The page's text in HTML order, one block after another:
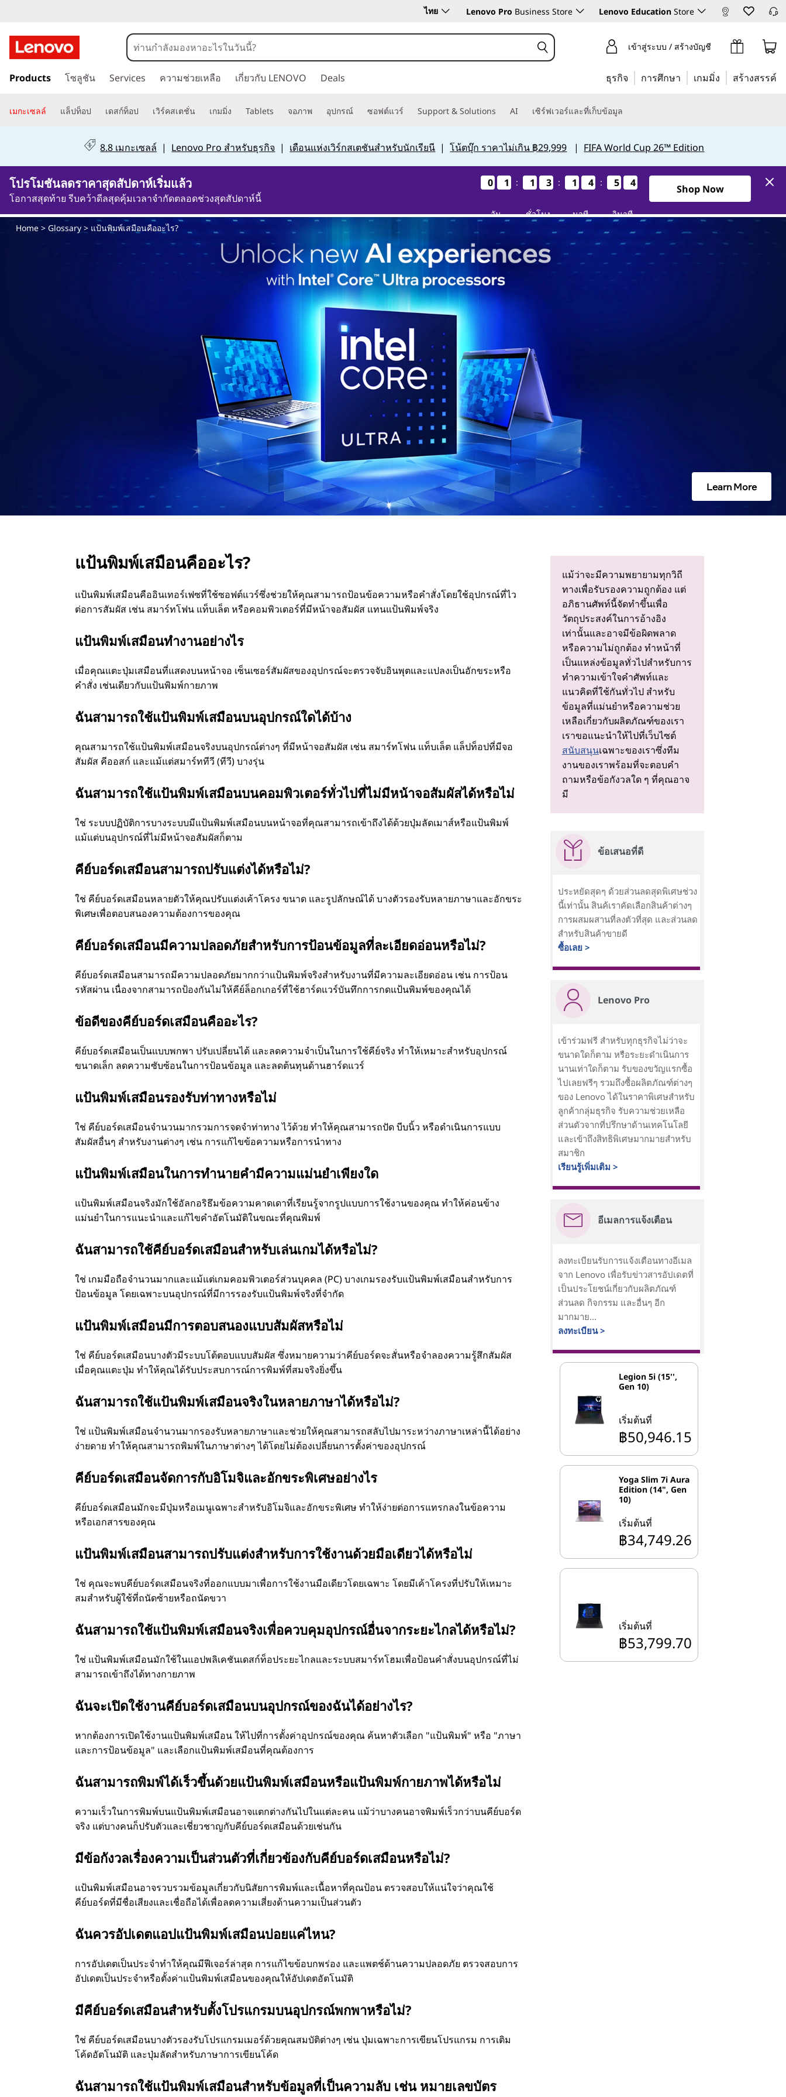
ป้
น
พิ
พ์
ส
?
ไทย Lenovo Pro Business Store Lenovo Education Store
า
ไ
นื้
อ
ห
า
เข้าสู่ระบบ / สร้างบัญชี
Products โซลูชัน Services ความช่วยเหลือ เกี่ยวกับ LENOVO Deals ธุรกิจ การศึกษา เกมมิ่ง สร้างสรรค์
เมกะเซลล์ แล็ปท็อป เดสก์ท็อป เวิร์คสเตชั่น เกมมิ่ง Tablets จอภาพ อุปกรณ์ ซอฟต์แวร์ Support & Solutions AI เซิร์ฟเวอร์และที่เก็บข้อมูล
8.8 เมกะเซลล์ | Lenovo Pro สำหรับธุรกิจ | เดือนแห่งเวิร์กสเตชันสำหรับนักเรียนี |โน้ตบุ๊ก ราคาไม่เกิน ฿29,999 | FIFA World Cup 26™ Edition
โปรโมชันลดราคาสุดสัปดาห์เริ่มแล้ว
โอกาสสุดท้าย รีบคว้าดีลสุดคุ้มเวลาจำกัดตลอดช่วงสุดสัปดาห์นี้
0
0
0
0 1
1
1
1
วัน
: 1
1
1
1 3
3
3
3
ชั่วโมง
: 1
1
1
1 4
4
4
4
นาที
: 5
5
5
5 3
2
3
2
วินาที
1วัน13ชั่วโมง14นาที52วินาที
Shop Now
Home> Glossary> แป้นพิมพ์เสมือนคืออะไร?
Learn More
แป้นพิมพ์เสมือนคืออะไร?
แป้นพิมพ์เสมือนคืออินเทอร์เฟซที่ใช้ซอฟต์แวร์ซึ่งช่วยให้คุณสามารถป้อนข้อความหรือคำสั่งโดยใช้อุปกรณ์ที่ไว
ต่อการสัมผัส เช่น สมาร์ทโฟน แท็บเล็ต หรือคอมพิวเตอร์ที่มีหน้าจอสัมผัส แทนแป้นพิมพ์จริง
แป้นพิมพ์เสมือนทำงานอย่างไร
เมื่อคุณแตะปุ่มเสมือนที่แสดงบนหน้าจอ เซ็นเซอร์สัมผัสของอุปกรณ์จะตรวจจับอินพุตและแปลงเป็นอักขระหรือ
คำสั่ง เช่นเดียวกับแป้นพิมพ์กายภาพ
ฉันสามารถใช้แป้นพิมพ์เสมือนบนอุปกรณ์ใดได้บ้าง
คุณสามารถใช้แป้นพิมพ์เสมือนจริงบนอุปกรณ์ต่างๆ ที่มีหน้าจอสัมผัส เช่น สมาร์ทโฟน แท็บเล็ต แล็ปท็อปที่มีจอ
สัมผัส คีออสก์ และแม้แต่สมาร์ททีวี (ทีวี) บางรุ่น
ฉันสามารถใช้แป้นพิมพ์เสมือนบนคอมพิวเตอร์ทั่วไปที่ไม่มีหน้าจอสัมผัสได้หรือไม่
ใช่ ระบบปฏิบัติการบางระบบมีแป้นพิมพ์เสมือนบนหน้าจอที่คุณสามารถเข้าถึงได้ด้วยปุ่มลัดเมาส์หรือแป้นพิมพ์
แม้แต่บนอุปกรณ์ที่ไม่มีหน้าจอสัมผัสก็ตาม
คีย์บอร์ดเสมือนสามารถปรับแต่งได้หรือไม่?
ใช่ คีย์บอร์ดเสมือนหลายตัวให้คุณปรับแต่งเค้าโครง ขนาด และรูปลักษณ์ได้ บางตัวรองรับหลายภาษาและอักขระ
พิเศษเพื่อตอบสนองความต้องการของคุณ
คีย์บอร์ดเสมือนมีความปลอดภัยสำหรับการป้อนข้อมูลที่ละเอียดอ่อนหรือไม่?
คีย์บอร์ดเสมือนสามารถมีความปลอดภัยมากกว่าแป้นพิมพ์จริงสำหรับงานที่มีความละเอียดอ่อน เช่น การป้อน
รหัสผ่าน เนื่องจากสามารถป้องกันไม่ให้คีย์ล็อกเกอร์ที่ใช้ฮาร์ดแวร์บันทึกการกดแป้นพิมพ์ของคุณได้
ข้อดีของคีย์บอร์ดเสมือนคืออะไร?
คีย์บอร์ดเสมือนเป็นแบบพกพา ปรับเปลี่ยนได้ และลดความจำเป็นในการใช้คีย์จริง ทำให้เหมาะสำหรับอุปกรณ์
ขนาดเล็ก ลดความซับซ้อนในการป้อนข้อมูล และลดต้นทุนด้านฮาร์ดแวร์
แป้นพิมพ์เสมือนรองรับท่าทางหรือไม่
ใช่ คีย์บอร์ดเสมือนจำนวนมากรวมการจดจำท่าทาง ไว้ด้วย ทำให้คุณสามารถปัด บีบนิ้ว หรือดำเนินการแบบ
สัมผัสอื่นๆ สำหรับงานต่างๆ เช่น การแก้ไขข้อความหรือการนำทาง
แป้นพิมพ์เสมือนในการทำนายคำมีความแม่นยำเพียงใด
แป้นพิมพ์เสมือนจริงมักใช้อัลกอริธึมข้อความคาดเดาที่เรียนรู้จากรูปแบบการใช้งานของคุณ ทำให้ค่อนข้าง
แม่นยำในการแนะนำและแก้ไขคำอัตโนมัติในขณะที่คุณพิมพ์
ฉันสามารถใช้คีย์บอร์ดเสมือนสำหรับเล่นเกมได้หรือไม่?
ใช่ เกมมือถือจำนวนมากและแม้แต่เกมคอมพิวเตอร์ส่วนบุคคล (PC) บางเกมรองรับแป้นพิมพ์เสมือนสำหรับการ
ป้อนข้อมูล โดยเฉพาะบนอุปกรณ์ที่มีการรองรับแป้นพิมพ์จริงที่จำกัด
แป้นพิมพ์เสมือนมีการตอบสนองแบบสัมผัสหรือไม่
ใช่ คีย์บอร์ดเสมือนบางตัวมีระบบโต้ตอบแบบสัมผัส ซึ่งหมายความว่าคีย์บอร์ดจะสั่นหรือจำลองความรู้สึกสัมผัส
เมื่อคุณแตะปุ่ม ทำให้คุณได้รับประสบการณ์การพิมพ์ที่สมจริงยิ่งขึ้น
ฉันสามารถใช้แป้นพิมพ์เสมือนจริงในหลายภาษาได้หรือไม่?
ใช่ แป้นพิมพ์เสมือนจำนวนมากรองรับหลายภาษาและช่วยให้คุณสามารถสลับไปมาระหว่างภาษาเหล่านี้ได้อย่าง
ง่ายดาย ทำให้คุณสามารถพิมพ์ในภาษาต่างๆ ได้โดยไม่ต้องเปลี่ยนการตั้งค่าของอุปกรณ์
คีย์บอร์ดเสมือนจัดการกับอิโมจิและอักขระพิเศษอย่างไร
คีย์บอร์ดเสมือนมักจะมีปุ่มหรือเมนูเฉพาะสำหรับอิโมจิและอักขระพิเศษ ทำให้ง่ายต่อการแทรกลงในข้อความ
หรือเอกสารของคุณ
แป้นพิมพ์เสมือนสามารถปรับแต่งสำหรับการใช้งานด้วยมือเดียวได้หรือไม่
ใช่ คุณจะพบคีย์บอร์ดเสมือนจริงที่ออกแบบมาเพื่อการใช้งานมือเดียวโดยเฉพาะ โดยมีเค้าโครงที่ปรับให้เหมาะ
สมสำหรับผู้ใช้ที่ถนัดซ้ายหรือถนัดขวา
ฉันสามารถใช้แป้นพิมพ์เสมือนจริงเพื่อควบคุมอุปกรณ์อื่นจากระยะไกลได้หรือไม่?
ใช่ แป้นพิมพ์เสมือนมักใช้ในแอปพลิเคชันเดสก์ท็อประยะไกลและระบบสมาร์ทโฮมเพื่อป้อนคำสั่งบนอุปกรณ์ที่ไม่
สามารถเข้าถึงได้ทางกายภาพ
ฉันจะเปิดใช้งานคีย์บอร์ดเสมือนบนอุปกรณ์ของฉันได้อย่างไร?
หากต้องการเปิดใช้งานแป้นพิมพ์เสมือน ให้ไปที่การตั้งค่าอุปกรณ์ของคุณ ค้นหาตัวเลือก "แป้นพิมพ์" หรือ "ภาษา
และการป้อนข้อมูล" และเลือกแป้นพิมพ์เสมือนที่คุณต้องการ
ฉันสามารถพิมพ์ได้เร็วขึ้นด้วยแป้นพิมพ์เสมือนหรือแป้นพิมพ์กายภาพได้หรือไม่
ความเร็วในการพิมพ์บนแป้นพิมพ์เสมือนอาจแตกต่างกันไปในแต่ละคน แม้ว่าบางคนอาจพิมพ์เร็วกว่าบนคีย์บอร์ด
จริง แต่บางคนก็ปรับตัวและเชี่ยวชาญกับคีย์บอร์ดเสมือนด้วยเช่นกัน
มีข้อกังวลเรื่องความเป็นส่วนตัวที่เกี่ยวข้องกับคีย์บอร์ดเสมือนหรือไม่?
แป้นพิมพ์เสมือนอาจรวบรวมข้อมูลเกี่ยวกับนิสัยการพิมพ์และเนื้อหาที่คุณป้อน ตรวจสอบให้แน่ใจว่าคุณใช้
คีย์บอร์ดที่มีชื่อเสียงและเชื่อถือได้เพื่อลดความเสี่ยงด้านความเป็นส่วนตัว
ฉันควรอัปเดตแอปแป้นพิมพ์เสมือนบ่อยแค่ไหน?
การอัปเดตเป็นประจำทำให้คุณมีฟีเจอร์ล่าสุด การแก้ไขข้อบกพร่อง และแพตช์ด้านความปลอดภัย ตรวจสอบการ
อัปเดตเป็นประจำหรือตั้งค่าแป้นพิมพ์เสมือนของคุณให้อัปเดตอัตโนมัติ
มีคีย์บอร์ดเสมือนสำหรับตั้งโปรแกรมบนอุปกรณ์พกพาหรือไม่?
ใช่ คีย์บอร์ดเสมือนบางตัวรองรับโปรแกรมเมอร์ด้วยคุณสมบัติต่างๆ เช่น ปุ่มเฉพาะการเขียนโปรแกรม การเติม
โค้ดอัตโนมัติ และปุ่มลัดสำหรับภาษาการเขียนโค้ด
ฉันสามารถใช้แป้นพิมพ์เสมือนสำหรับข้อมูลที่เป็นความลับ เช่น หมายเลขบัตร
แม้ว่าจะมีความพยายามทุกวิถี
ทางเพื่อรับรองความถูกต้อง แต่
อภิธานศัพท์นี้จัดทําขึ้นเพื่อ
วัตถุประสงค์ในการอ้างอิง
เท่านั้นและอาจมีข้อผิดพลาด
หรือความไม่ถูกต้อง ทําหน้าที่
เป็นแหล่งข้อมูลทั่วไปสําหรับการ
ทําความเข้าใจคําศัพท์และ
แนวคิดที่ใช้กันทั่วไป สําหรับ
ข้อมูลที่แม่นยําหรือความช่วย
เหลือเกี่ยวกับผลิตภัณฑ์ของเรา
เราขอแนะนําให้ไปที่เว็บไซต์
สนับสนุนเฉพาะของเราซึ่งทีม
งานของเราพร้อมที่จะตอบคํา
ถามหรือข้อกังวลใด ๆ ที่คุณอาจ
มี
ข้อเสนอที่ดี
ประหยัดสุดๆ ด้วยส่วนลดสุดพิเศษช่วง
นี้เท่านั้น สินค้เราคัดเลือกสินค้าต่างๆ
การผสมผสานที่ลงตัวที่สุด และส่วนลด
สำหรับสินค้าขายดี
ซื้อเลย >
Lenovo Pro
เข้าร่วมฟรี สำหรับทุกธุรกิจไม่ว่าจะ
ขนาดใดก็ตาม หรือระยะดำเนินการ
นานเท่าใดก็ตาม รับของขวัญแรกซื้อ
ไปเลยฟรีๆ รวมถึงซื้อผลิตภัณฑ์ต่างๆ
ของ Lenovo ได้ในราคาพิเศษสำหรับ
ลูกค้ากลุ่มธุรกิจ รับความช่วยเหลือ
ส่วนตัวจากที่ปรึกษาด้านเทคโนโลยี
และเข้าถึงสิทธิพิเศษมากมายสำหรับ
สมาชิก
เรียนรู้เพิ่มเติม >
อีเมลการแจ้งเตือน
ลงทะเบียนรับการแจ้งเตือนทางอีเมล
จาก Lenovo เพื่อรับข่าวสารอัปเดตที่
เป็นประโยชน์เกี่ยวกับผลิตภัณฑ์
ส่วนลด กิจกรรม และอื่นๆ อีก
มากมาย...
ลงทะเบียน >
Legion 5i (15'',
Gen 10)
เริ่มต้นที่
฿50,946.15
Yoga Slim 7i Aura
Edition (14", Gen
10)
เริ่มต้นที่
฿34,749.26
เริ่มต้นที่
฿53,799.70